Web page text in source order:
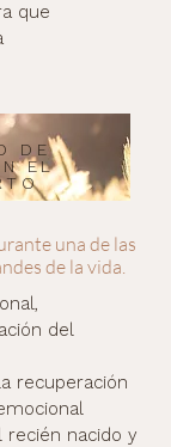
que
DE
EL
una de las
de la vida.
del
recuperación
recién nacido y